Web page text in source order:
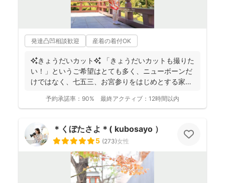
発達凸凹相談歓迎 産着の着付OK
✨きょうだいカット✨ 「きょうだいカットも撮りた
い！」というご希望はとても多く、ニューボーンだ
けではなく、七五三、お宮参りをはじめとする家族
予約承諾率： 90% 最終アクティブ： 12時間以内
＊くぼたさよ＊( kubosayo ）
5 (273)女性